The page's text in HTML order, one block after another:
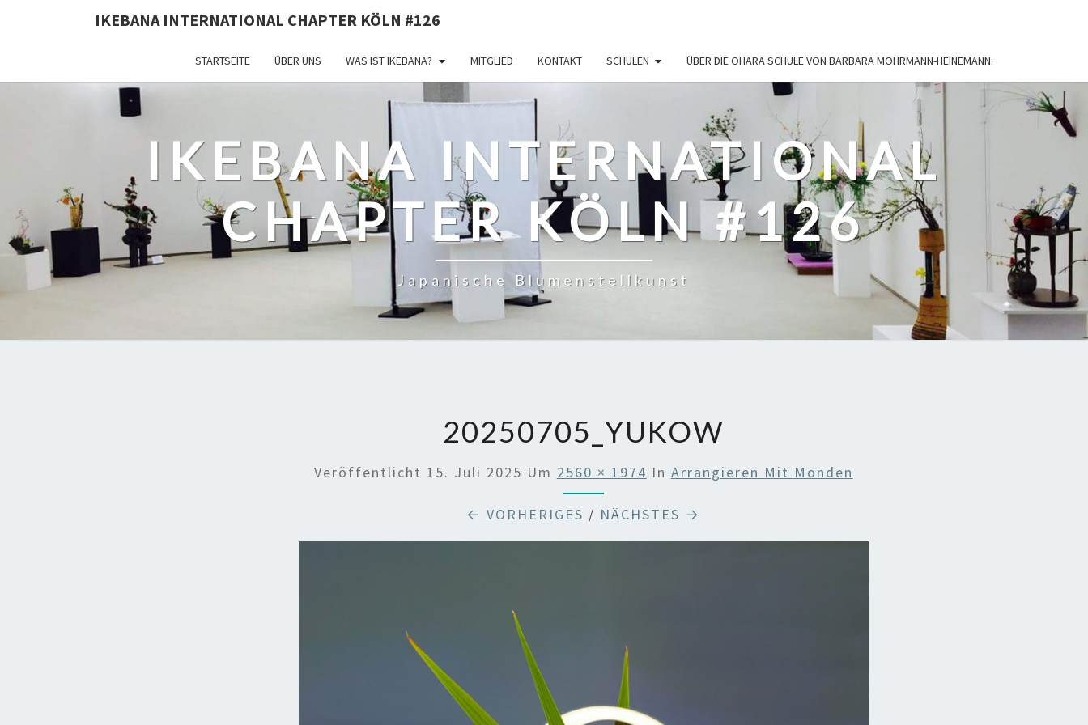
IKEBANA INTERNATIONAL CHAPTER KÖLN #126
STARTSEITE ÜBER UNS WAS IST IKEBANA? MITGLIED KONTAKT SCHULEN ÜBER DIE OHARA SCHULE VON BARBARA MOHRMANN-HEINEMANN:
IKEBANA INTERNATIONAL
CHAPTER KÖLN #126
Japanische Blumenstellkunst
20250705_YUKOW
Veröffentlicht 15. Juli 2025 Um 2560 × 1974 In Arrangieren Mit Monden
← VORHERIGES / NÄCHSTES →